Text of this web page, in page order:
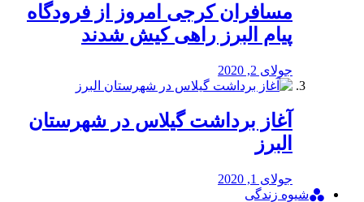
مسافران کرجی امروز از فرودگاه
پیام البرز راهی کیش شدند
جولای 2, 2020
آغاز برداشت گیلاس در شهرستان
البرز
جولای 1, 2020
شیوه زندگی